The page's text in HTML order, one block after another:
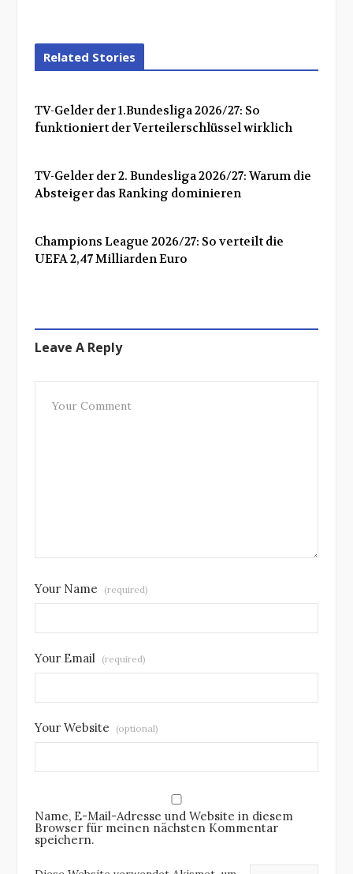
Related Stories
TV-Gelder der 1.Bundesliga 2026/27: So
funktioniert der Verteilerschlüssel wirklich
TV-Gelder der 2. Bundesliga 2026/27: Warum die
Absteiger das Ranking dominieren
Champions League 2026/27: So verteilt die
UEFA 2,47 Milliarden Euro
Leave A Reply
Your Name (required)
Your Email (required)
Your Website (optional)
Name, E-Mail-Adresse und Website in diesem
Browser für meinen nächsten Kommentar
speichern.